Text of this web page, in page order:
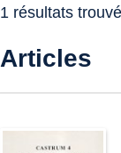
1 résultats
Articles